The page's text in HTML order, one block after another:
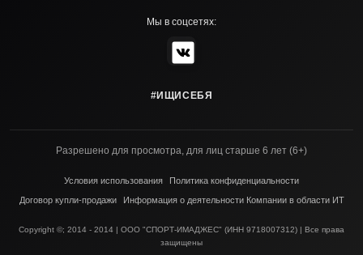
Мы в соцсетях:
#ИЩИСЕБЯ
Разрешено для просмотра, для лиц старше 6 лет (6+)
Условия использования
Политика конфиденциальности
Договор купли-продажи
Информация о деятельности Компании в области ИТ
Copyright ©; 2014 - 2014 | ООО "СПОРТ-ИМАДЖЕС" (ИНН 9718007312) | Все права
защищены